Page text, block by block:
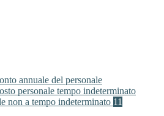
annuale del personale
personale tempo indeterminato
non a tempo indeterminato 11